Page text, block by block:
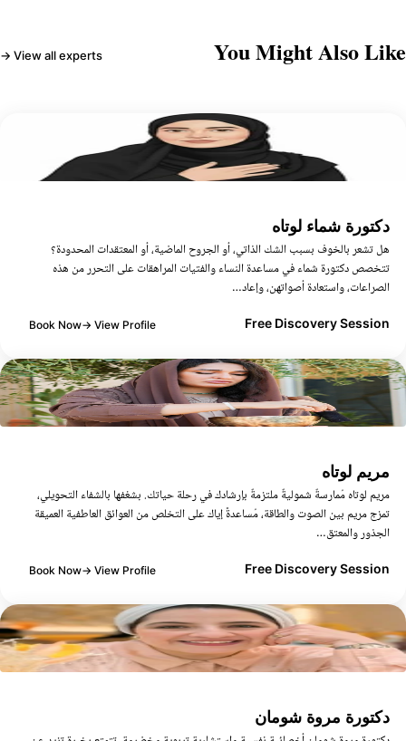
You Might Also
View all experts →
شماء لوتاه
تشعر بالخوف بسبب الشك الذاتي، أو الجروح الماضية، أو المعتقدات المحدودة؟
دكتورة شماء في مساعدة النساء والفتيات المراهقات على التحرر من هذه
واستعادة أصواتهن، وإعاد…
Free Discovery
View Profile →
Book Now
لوتاه
لوتاه مُمارسةٌ شموليةٌ ملتزمةٌ بإرشادك في رحلة حياتك. بشغفها بالشفاء التحويلي،
مريم بين الصوت والطاقة، مُساعدةً إياك على التخلص من العوائق العاطفية العميقة
والمعتق…
Free Discovery
View Profile →
Book Now
مروة شومان